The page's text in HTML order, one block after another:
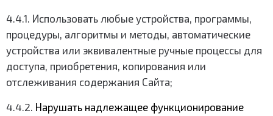
4.4.1. Использовать любые устройства, программы,
процедуры, алгоритмы и методы, автоматические
устройства или эквивалентные ручные процессы для
доступа, приобретения, копирования или
отслеживания содержания Сайта;
4.4.2. Нарушать надлежащее функционирование